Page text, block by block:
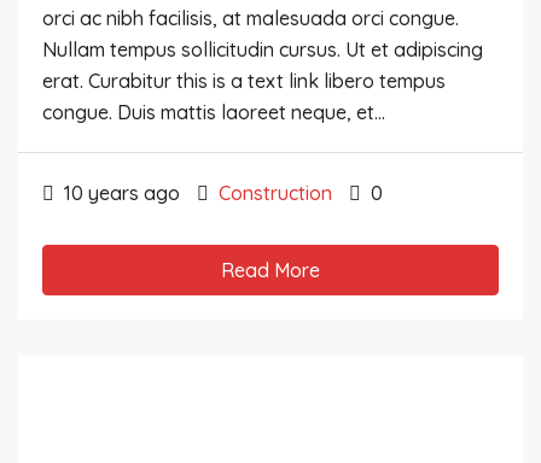
orci ac nibh facilisis, at malesuada orci congue.
Nullam tempus sollicitudin cursus. Ut et adipiscing
erat. Curabitur this is a text link libero tempus
congue. Duis mattis laoreet neque, et...
10 years ago Construction 0
Read More